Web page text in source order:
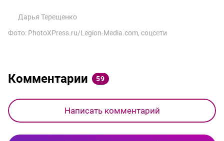
Дарья Терещенко
Фото: PhotoXPress.ru/Legion-Media.com, соцсети
Комментарии 59
Написать комментарий